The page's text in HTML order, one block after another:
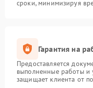
сроки, минимизируя
Гарантия на
Предоставляется
выполненные работы и
защищает клиента от